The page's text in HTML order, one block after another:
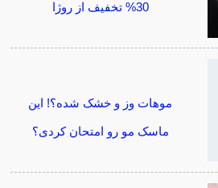
30% تخفیف از روژا
موهات وز و خشک شده؟! این
ماسک مو رو امتحان کردی؟